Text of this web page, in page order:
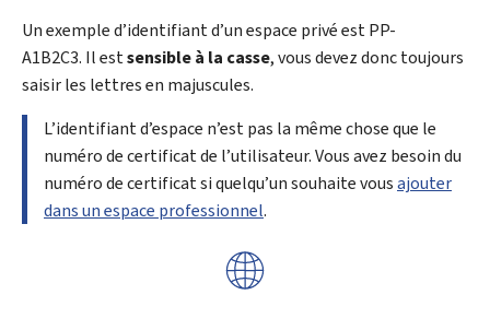
Un exemple d’identifiant d’un espace privé est PP-
A1B2C3. Il estsensible à la casse, vous devez donc toujours
saisir les lettres en majuscules.
L’identifiant d’espace n’est pas la même chose que le
numéro de certificat de l’utilisateur. Vous avez besoin du
numéro de certificat si quelqu’un souhaite vousajouter
dans un espace professionnel.